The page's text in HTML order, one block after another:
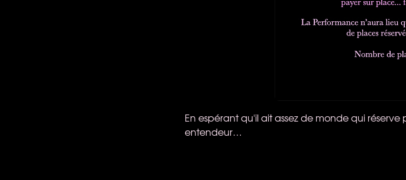
En espérant qu'il ait assez de monde qui
entendeur…